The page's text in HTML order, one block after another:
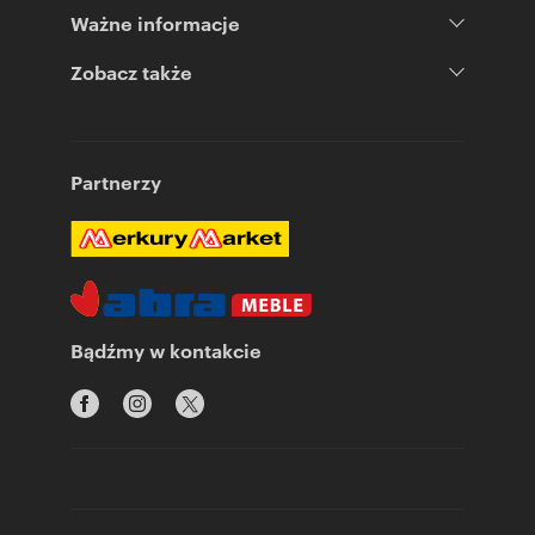
Ważne informacje
Zobacz także
Partnerzy
Bądźmy w kontakcie